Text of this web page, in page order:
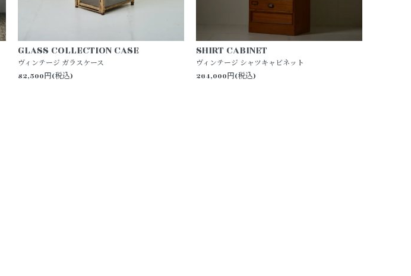
GLASS COLLECTION CASE
ヴィンテージ ガラスケース
82,500円(税込)
SHIRT CABINET
ヴィンテージ シャツキャビネット
264,000円(税込)